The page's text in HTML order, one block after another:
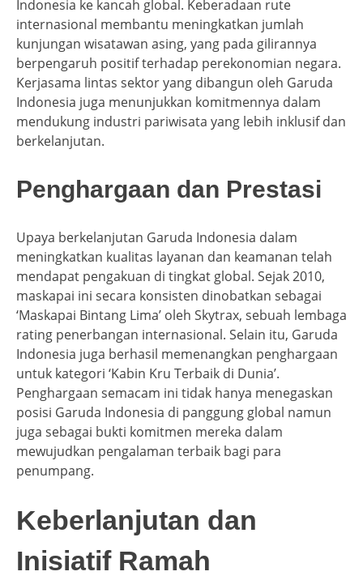
Indonesia ke kancah global. Keberadaan rute
internasional membantu meningkatkan jumlah
kunjungan wisatawan asing, yang pada gilirannya
berpengaruh positif terhadap perekonomian negara.
Kerjasama lintas sektor yang dibangun oleh Garuda
Indonesia juga menunjukkan komitmennya dalam
mendukung industri pariwisata yang lebih inklusif dan
berkelanjutan.
Penghargaan dan Prestasi
Upaya berkelanjutan Garuda Indonesia dalam
meningkatkan kualitas layanan dan keamanan telah
mendapat pengakuan di tingkat global. Sejak 2010,
maskapai ini secara konsisten dinobatkan sebagai
‘Maskapai Bintang Lima’ oleh Skytrax, sebuah lembaga
rating penerbangan internasional. Selain itu, Garuda
Indonesia juga berhasil memenangkan penghargaan
untuk kategori ‘Kabin Kru Terbaik di Dunia’.
Penghargaan semacam ini tidak hanya menegaskan
posisi Garuda Indonesia di panggung global namun
juga sebagai bukti komitmen mereka dalam
mewujudkan pengalaman terbaik bagi para
penumpang.
Keberlanjutan dan
Inisiatif Ramah